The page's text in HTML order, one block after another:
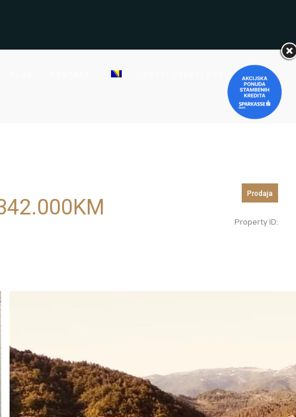
OPŠTI USLOVI POSLOVANJA
KM
Prodaja
Property ID: